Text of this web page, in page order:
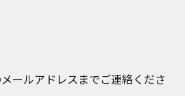
ールアドレスまでご連絡くださ